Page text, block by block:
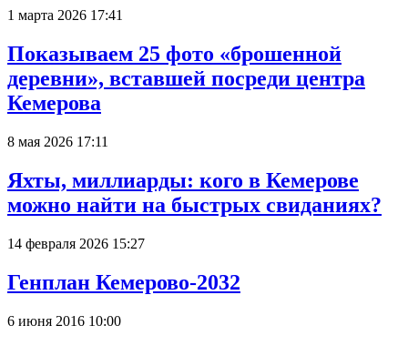
1 марта 2026 17:41
Показываем 25 фото «брошенной
деревни», вставшей посреди центра
Кемерова
8 мая 2026 17:11
Яхты, миллиарды: кого в Кемерове
можно найти на быстрых свиданиях?
14 февраля 2026 15:27
Генплан Кемерово-2032
6 июня 2016 10:00